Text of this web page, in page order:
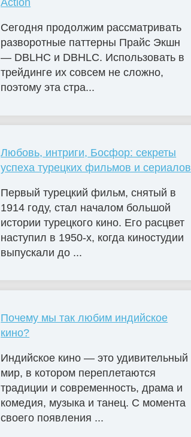
Action
Сегодня продолжим рассматривать
разворотные паттерны Прайс Экшн
— DBLHC и DBHLC. Использовать в
трейдинге их совсем не сложно,
поэтому эта стра...
Любовь, интриги, Босфор: секреты
успеха турецких фильмов и сериалов
Первый турецкий фильм, снятый в
1914 году, стал началом большой
истории турецкого кино. Его расцвет
наступил в 1950-х, когда киностудии
выпускали до ...
Почему мы так любим индийское
кино?
Индийское кино — это удивительный
мир, в котором переплетаются
традиции и современность, драма и
комедия, музыка и танец. С момента
своего появления ...